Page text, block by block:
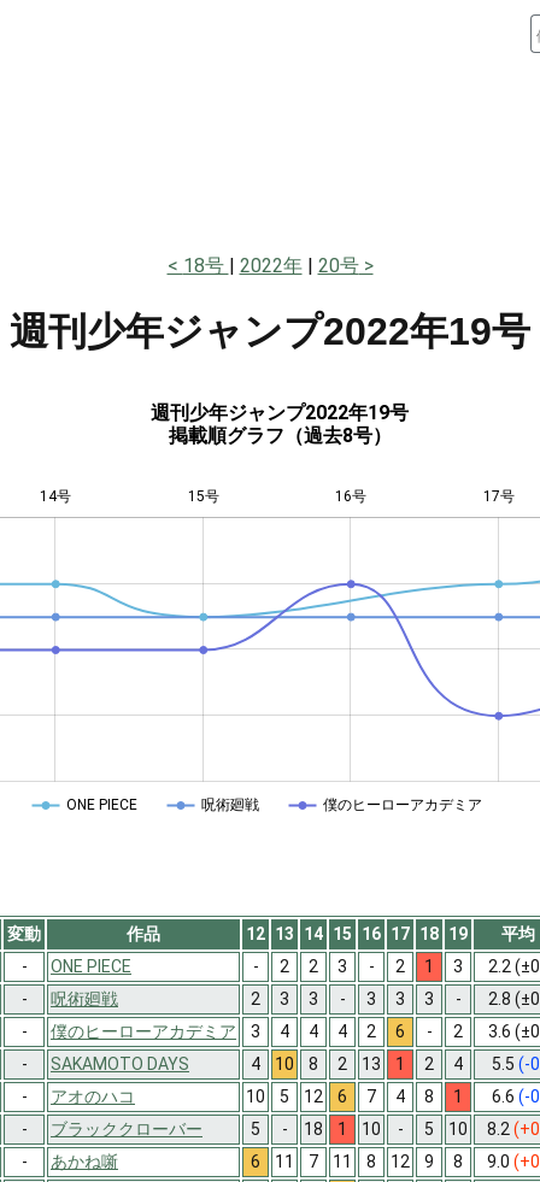
18号 2022年 20号
週刊少年ジャンプ2022年19号
週刊少年ジャンプ2022年19号
掲載順グラフ（過去8号）
14号 15号 16号 17号
ONE PIECE 呪術廻戦 僕のヒーローアカデミア
変動 作品 12 13 14 15 16 17 18 19
平均
- ONE PIECE - 2 2 3 - 2 1 3 2.2
- 呪術廻戦 2 3 3 - 3 3 3 - 2.8
- 僕のヒーローアカデミア 3 4 4 4 2 6 - 2 3.6
- SAKAMOTO DAYS 4 10 8 2 13 1 2 4 5.5 (-
- アオのハコ 10 5 12 6 7 4 8 1 6.6 (-
- ブラッククローバー 5 - 18 1 10 - 5 10 8.2
- あかね噺 6 11 7 11 8 12 9 8 9.0